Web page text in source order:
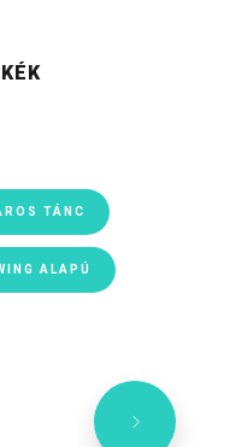
TÁNC
ALAPÚ